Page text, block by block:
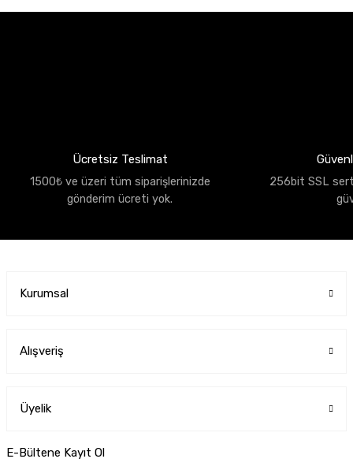
Ücretsiz Teslimat
1500₺ ve üzeri tüm siparişlerinizde
gönderim ücreti yok.
256bit SSL
Kurumsal
Alışveriş
Üyelik
E-Bültene Kayıt Ol